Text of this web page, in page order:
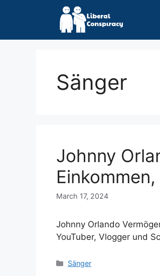
Sänger
Johnny
March 17, 2024
Johnny Orlando
YouTuber, Vlogger und
Categories
Sänger